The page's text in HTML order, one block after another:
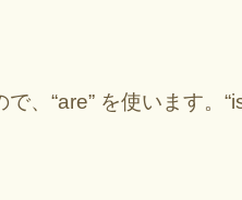
、“are” を使います。